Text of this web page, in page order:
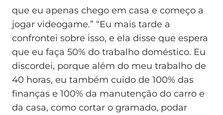
que eu apenas chego em casa e começo a
jogar videogame.” “Eu mais tarde a
confrontei sobre isso, e ela disse que espera
que eu faça 50% do trabalho doméstico. Eu
discordei, porque além do meu trabalho de
40 horas, eu também cuido de 100% das
finanças e 100% da manutenção do carro e
da casa, como cortar o gramado, podar